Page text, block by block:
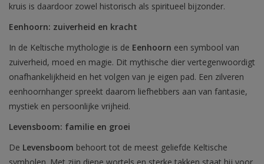
kruis is daardoor zowel historisch als spiritueel bijzonder.
Eenhoorn: zuiverheid en kracht
In de Keltische mythologie is de Eenhoorn een symbool van
zuiverheid, moed en magie. Dit mythische dier vertegenwoordigt
onafhankelijkheid en het volgen van je eigen pad. Een zilveren
eenhoornhanger spreekt daarom liefhebbers aan van fantasie,
mystiek en persoonlijke vrijheid.
Levensboom: familie en groei
De Levensboom behoort tot de meest geliefde Keltische